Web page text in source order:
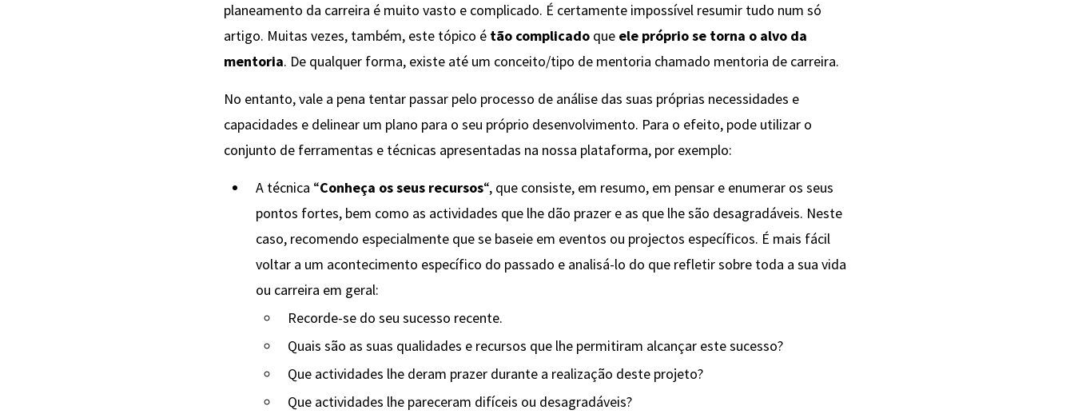
planeamento da carreira é muito vasto e complicado. É certamente impossível resumir tudo num só
artigo. Muitas vezes, também, este tópico é tão complicado que ele próprio se torna o alvo da
mentoria. De qualquer forma, existe até um conceito/tipo de mentoria chamado mentoria de carreira.
No entanto, vale a pena tentar passar pelo processo de análise das suas próprias necessidades e
capacidades e delinear um plano para o seu próprio desenvolvimento. Para o efeito, pode utilizar o
conjunto de ferramentas e técnicas apresentadas na nossa plataforma, por exemplo:
A técnica “Conheça os seus recursos“, que consiste, em resumo, em pensar e enumerar os seus
pontos fortes, bem como as actividades que lhe dão prazer e as que lhe são desagradáveis. Neste
caso, recomendo especialmente que se baseie em eventos ou projectos específicos. É mais fácil
voltar a um acontecimento específico do passado e analisá-lo do que refletir sobre toda a sua vida
ou carreira em geral:
Recorde-se do seu sucesso recente.
Quais são as suas qualidades e recursos que lhe permitiram alcançar este sucesso?
Que actividades lhe deram prazer durante a realização deste projeto?
Que actividades lhe pareceram difíceis ou desagradáveis?